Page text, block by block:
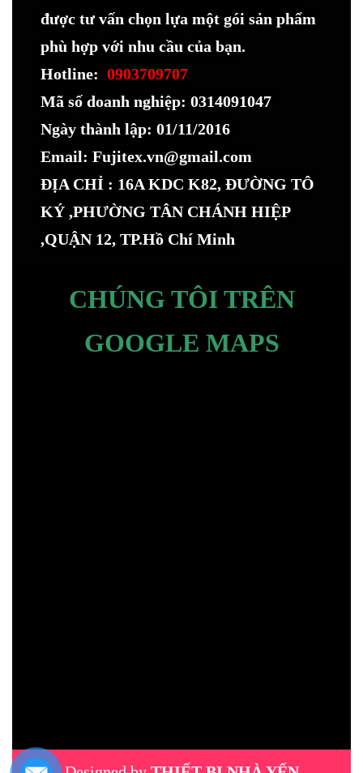
được tư vấn chọn lựa một gói sản phẩm
phù hợp với nhu cầu của bạn.
Hotline: 0903709707
Mã số doanh nghiệp: 0314091047
Ngày thành lập: 01/11/2016
Email: Fujitex.vn@gmail.com
ĐỊA CHỈ : 16A KDC K82, ĐƯỜNG TÔ
KÝ ,PHƯỜNG TÂN CHÁNH HIỆP
,QUẬN 12, TP.Hồ Chí Minh
CHÚNG TÔI TRÊN
GOOGLE MAPS